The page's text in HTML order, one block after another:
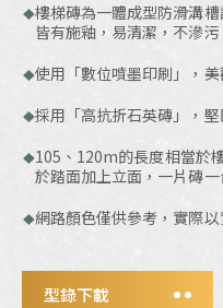
樓梯磚為一體成型防滑溝
皆有施釉，易清潔，不滲污
使用「數位噴墨印刷」，美
採用「高抗折石英磚」，堅
105、120m的長度相當於
於踏面加上立面，一片磚
網路顏色僅供參考，實際以
型錄下載